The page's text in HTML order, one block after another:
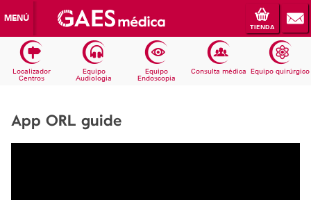
MENÚ
TIENDA
Localizador
Centros
Equipo
Audiologia
Equipo
Endoscopia
Consulta médica Equipo quirúrgico
App ORL guide